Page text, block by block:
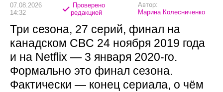
07.08.2026
14:32
Проверено
редакцией
Автор:
Марина Колесниченко
Три сезона, 27 серий, финал на
канадском CBC 24 ноября 2019 года
и на Netflix — 3 января 2020-го.
Формально это финал сезона.
Фактически — конец сериала, о чём